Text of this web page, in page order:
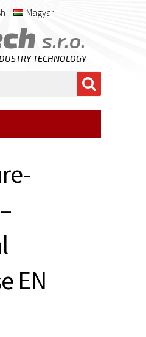
Magyar
s.r.o.
TECHNOLOGY
EN